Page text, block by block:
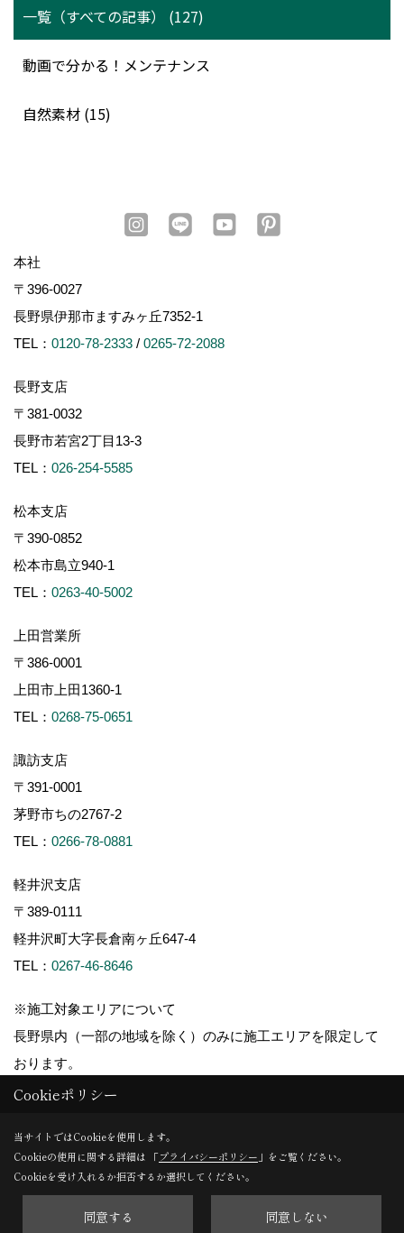
一覧（すべての記事） (127)
動画で分かる！メンテナンス
自然素材 (15)
本社
〒396-0027
長野県伊那市ますみヶ丘7352-1
TEL： 0120-78-2333 / 0265-72-2088
長野支店
〒381-0032
長野市若宮2丁目13-3
TEL： 026-254-5585
松本支店
〒390-0852
松本市島立940-1
TEL： 0263-40-5002
上田営業所
〒386-0001
上田市上田1360-1
TEL： 0268-75-0651
諏訪支店
〒391-0001
茅野市ちの2767-2
TEL： 0266-78-0881
軽井沢支店
〒389-0111
軽井沢町大字長倉南ヶ丘647-4
TEL： 0267-46-8646
※施工対象エリアについて
長野県内（一部の地域を除く）のみに施工エリアを限定して
おります。
Copyright (c) ForestCorporation. All Rights Reserved.
Cookieポリシー
当サイトではCookieを使用します。
Cookieの使用に関する詳細は 「プライバシーポリシー 」をご覧ください。
Cookieを受け入れるか拒否するか選択してください。
同意する 同意しない